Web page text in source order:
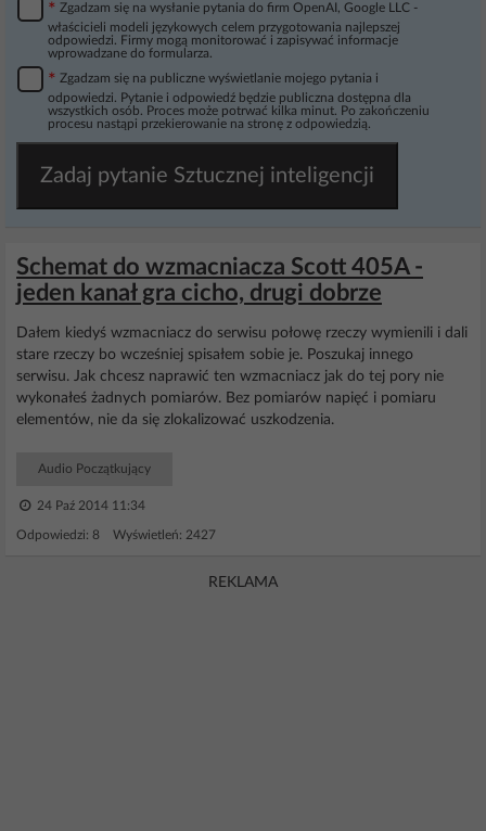
* Zgadzam się na wysłanie pytania do firm OpenAI, Google LLC -
właścicieli modeli językowych celem przygotowania najlepszej
odpowiedzi. Firmy mogą monitorować i zapisywać informacje
wprowadzane do formularza.
* Zgadzam się na publiczne wyświetlanie mojego pytania i
odpowiedzi. Pytanie i odpowiedź będzie publiczna dostępna dla
wszystkich osób. Proces może potrwać kilka minut. Po zakończeniu
procesu nastąpi przekierowanie na stronę z odpowiedzią.
Zadaj pytanie Sztucznej inteligencji
Schemat do wzmacniacza Scott 405A -
jeden kanał gra cicho, drugi dobrze
Dałem kiedyś wzmacniacz do serwisu połowę rzeczy wymienili i dali
stare rzeczy bo wcześniej spisałem sobie je. Poszukaj innego
serwisu. Jak chcesz naprawić ten wzmacniacz jak do tej pory nie
wykonałeś żadnych pomiarów. Bez pomiarów napięć i pomiaru
elementów, nie da się zlokalizować uszkodzenia.
Audio Początkujący
24 Paź 2014 11:34
Odpowiedzi: 8 Wyświetleń: 2427
REKLAMA